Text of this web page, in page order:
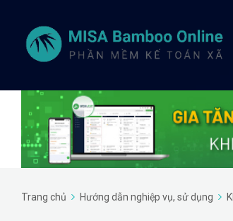
Trang chủ Hướng dẫn nghiệp vụ, sử dụng